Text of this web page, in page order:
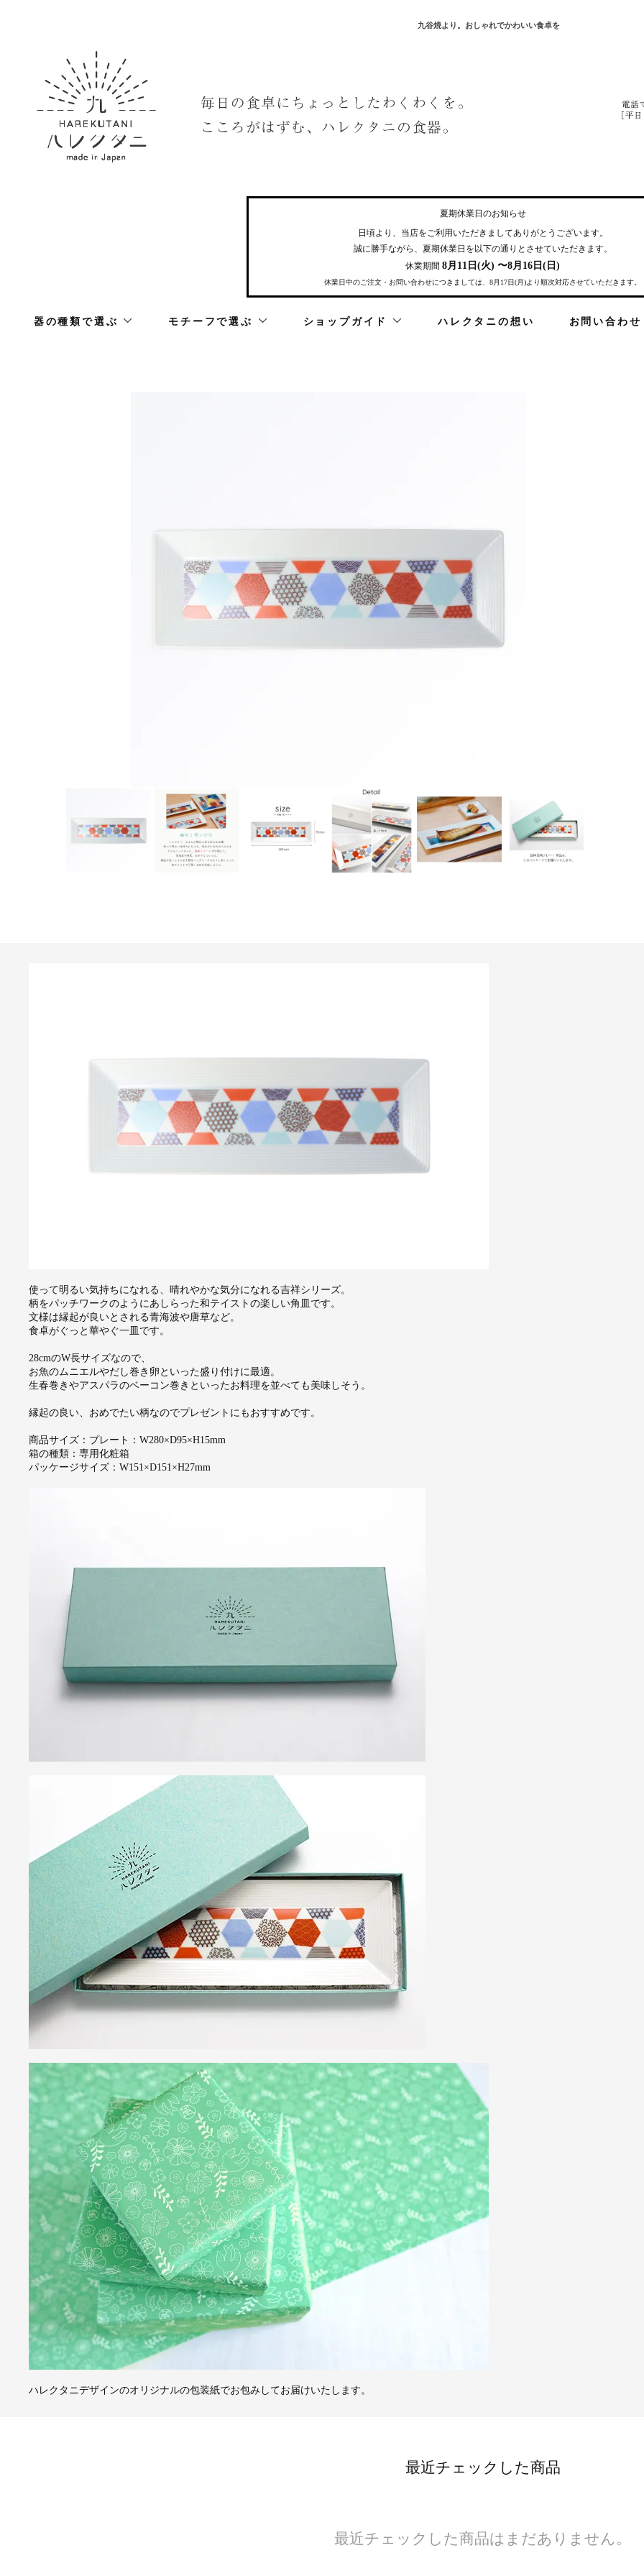
九谷焼より。おしゃれでかわいい食卓を
夏期休業日のお知らせ
日頃より、当店をご利用いただきましてありがとうございます。
誠に勝手ながら、夏期休業日を 以下の通りとさせていただきます。
休業期間8月11日(火) 〜8月16日(日)
休業日中のご注文・お問い合わせにつきましては、8月17日(月)より順次対応させていただきます。
器の種類で選ぶ モチーフで選ぶ ショップガイド ハレクタニの想い お問い合わせ
使って明るい気持ちになれる、晴れやかな気分になれる吉祥シリーズ。
柄をパッチワークのようにあしらった和テイストの楽しい角皿です。
文様は縁起が良いとされる青海波や唐草など。
食卓がぐっと華やぐ一皿です。
28cmのW長サイズなので、
お魚のムニエルやだし巻き卵といった盛り付けに最適。
生春巻きやアスパラのベーコン巻きといったお料理を並べても美味しそう。
縁起の良い、おめでたい柄なのでプレゼントにもおすすめです。
商品サイズ：プレート：W280×D95×H15mm
箱の種類：専用化粧箱
パッケージサイズ：W151×D151×H27mm
ハレクタニデザインのオリジナルの包装紙でお包みしてお届けいたします。
最近チェックした商品
最近チェックした商品はまだありません。